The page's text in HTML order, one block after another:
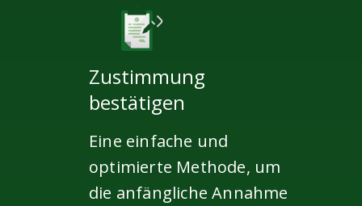
Zustimmung
bestätigen
Eine einfache und
optimierte Methode, um
die anfängliche Annahme